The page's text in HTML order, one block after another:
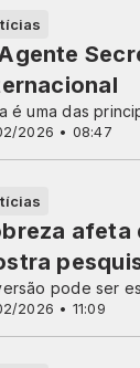
2026 • 08:47
é uma das
2026 • 11:09
afeta
pode ser